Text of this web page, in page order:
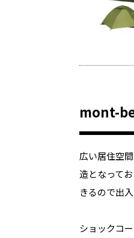
mont-
広い居住空
造となって
きるので出
ショックコ